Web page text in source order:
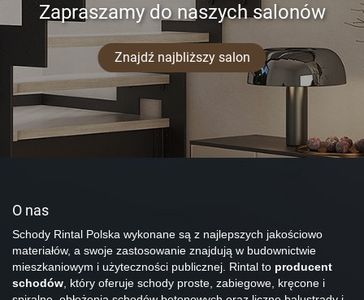
Zapraszamy do naszych salonów
Znajdź najbliższy salon
O nas
Schody Rintal Polska wykonane są z najlepszych jakościowo
materiałów, a swoje zastosowanie znajdują w budownictwie
mieszkaniowym i użyteczności publicznej. Rintal to producent
schodów, który oferuje schody proste, zabiegowe, kręcone i